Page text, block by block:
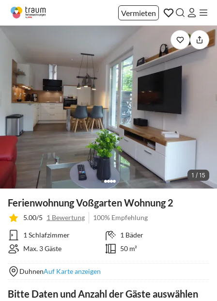
Vermieten
1 / 15
Ferienwohnung Voßgarten Wohnung 2
5.00/5 1 Bewertung 100% Empfehlung
1 Schlafzimmer
1 Bäder
Max. 3 Gäste
50 m²
DuhnenAuf Karte anzeigen
Bitte Daten und Anzahl der Gäste auswählen